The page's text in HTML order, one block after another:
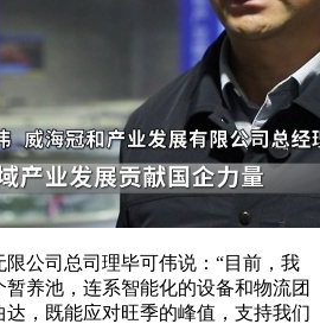
公司总司理毕可伟说：“目前，我
暂养池，连系智能化的设备和物流团
达，既能应对旺季的峰值，支持我们